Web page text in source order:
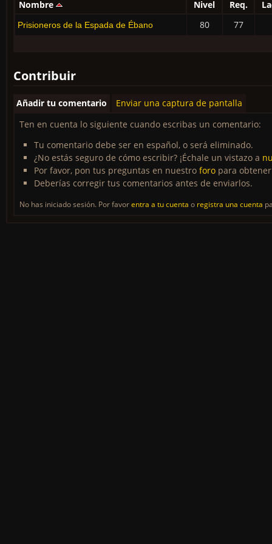
Nombre Nivel Req.
Prisioneros de la Espada de Ébano 80 77
Contribuir
Añadir tu comentario
Enviar una captura de pantalla
Ten en cuenta lo siguiente cuando escribas un comentario:
Tu comentario debe ser en español, o será eliminado.
¿No estás seguro de cómo escribir? ¡Échale un vistazo a
Por favor, pon tus preguntas en nuestro foro para
Deberías corregir tus comentarios antes de enviarlos.
No has iniciado sesión. Por favorentra a tu cuenta o registra una cuenta